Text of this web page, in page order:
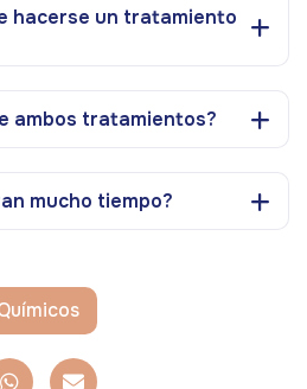
hacerse un tratamiento
ambos tratamientos?
mucho tiempo?